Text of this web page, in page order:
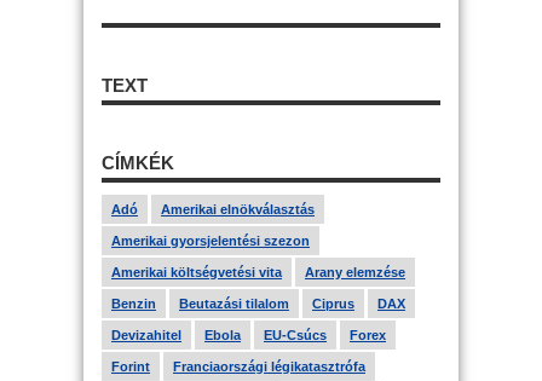
TEXT
CÍMKÉK
Adó Amerikai elnökválasztás
Amerikai gyorsjelentési szezon
Amerikai költségvetési vita Arany elemzése
Benzin Beutazási tilalom Ciprus DAX
Devizahitel Ebola EU-Csúcs Forex
Forint Franciaországi légikatasztrófa